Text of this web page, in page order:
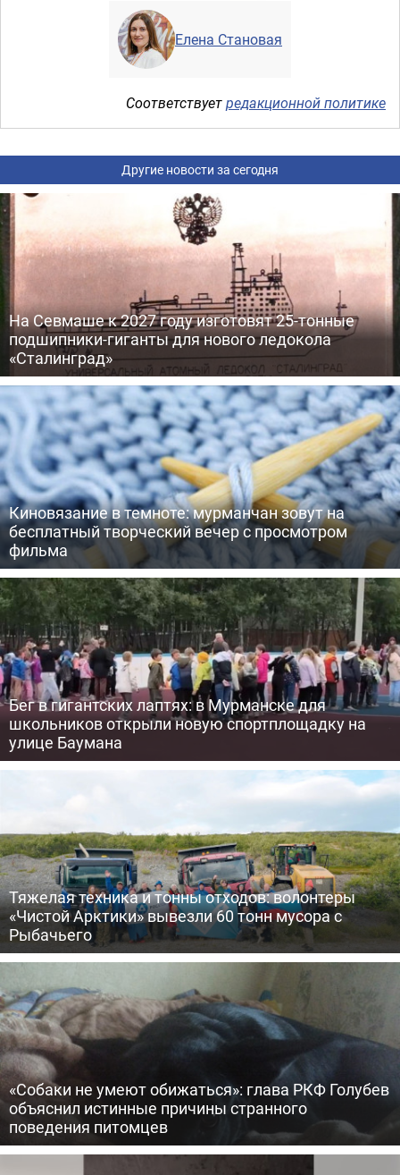
Елена Становая
Соответствуетредакционной политике
Другие новости за сегодня
На Севмаше к 2027 году изготовят 25-тонные
подшипники-гиганты для нового ледокола
«Сталинград»
Киновязание в темноте: мурманчан зовут на
бесплатный творческий вечер с просмотром
фильма
Бег в гигантских лаптях: в Мурманске для
школьников открыли новую спортплощадку на
улице Баумана
Тяжелая техника и тонны отходов: волонтеры
«Чистой Арктики» вывезли 60 тонн мусора с
Рыбачьего
«Собаки не умеют обижаться»: глава РКФ Голубев
объяснил истинные причины странного
поведения питомцев